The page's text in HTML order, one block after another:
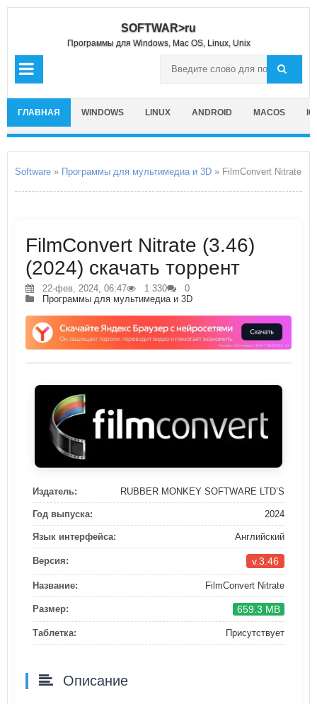
SOFTWAR>ru
Программы для Windows, Mac OS, Linux, Unix
ГЛАВНАЯ WINDOWS LINUX ANDROID MACOS
Software » Программы для мультимедиа и 3D » FilmConvert Nitrate
FilmConvert Nitrate (3.46)
(2024) скачать торрент
22-фев, 2024, 06:47 1 330
0
Программы для мультимедиа и 3D
Издатель: RUBBER MONKEY SOFTWARE LTD’S
Год выпуска: 2024
Язык интерфейса: Английский
Версия: v.3.46
Название: FilmConvert Nitrate
Размер: 659.3 MB
Таблетка: Присутствует
Описание